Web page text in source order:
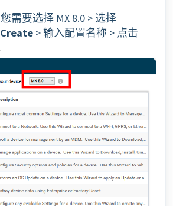
需要选择 MX 8.0 > 选择
Create > 输入配置名称 > 点击